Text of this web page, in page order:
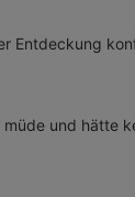
Entdeckung
und hätte